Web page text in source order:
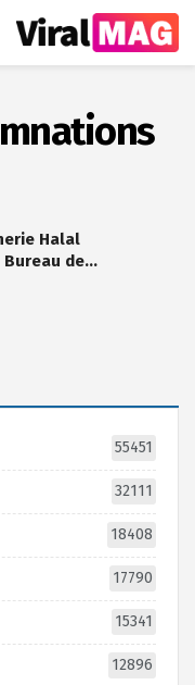
Halal
Bureau de…
55451
32111
18408
17790
15341
12896